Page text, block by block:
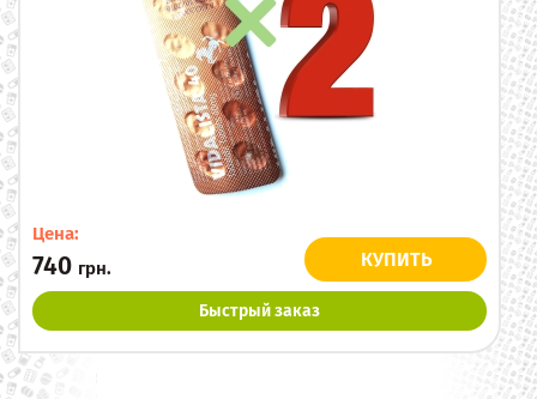
Цена:
740 грн. КУПИТЬ
Быстрый заказ